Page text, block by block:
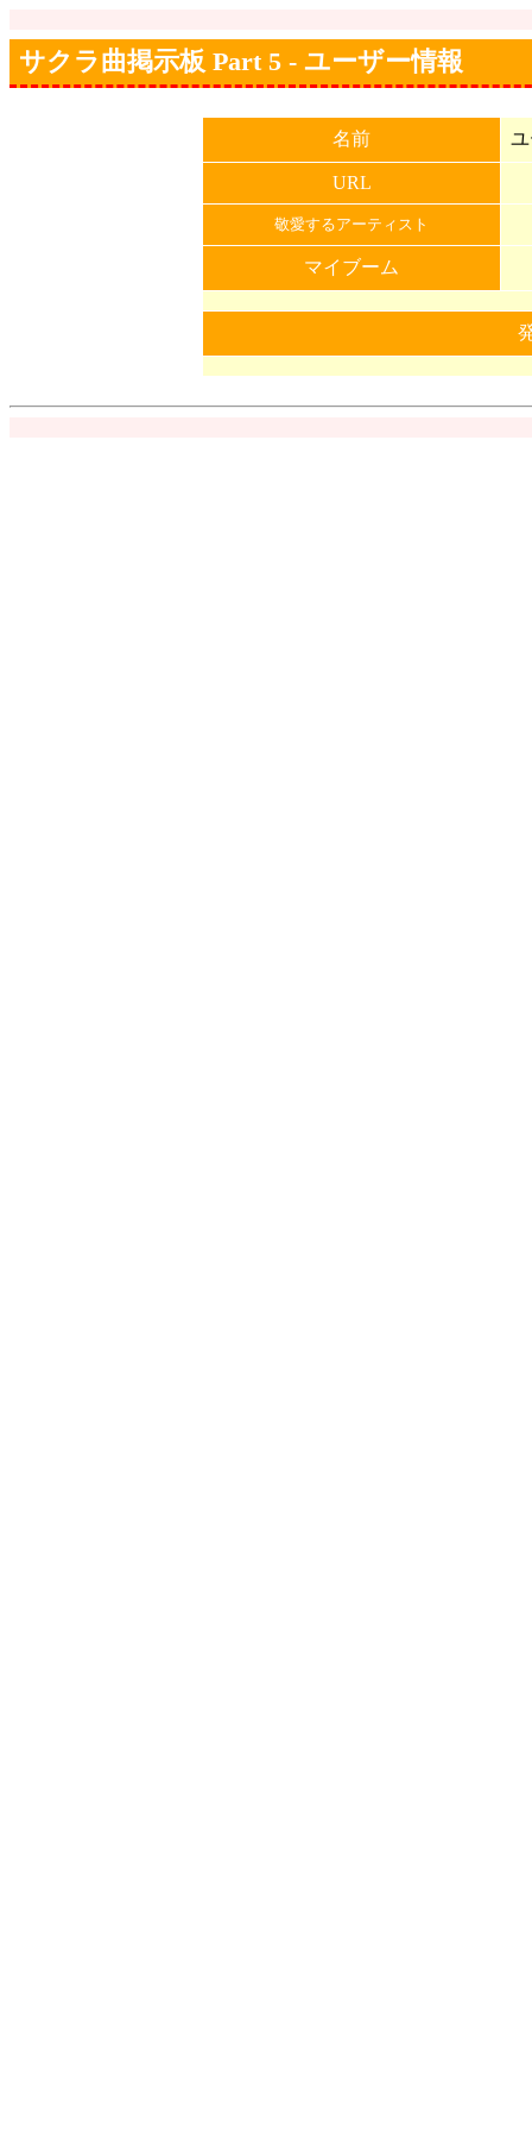
サクラ曲掲示板 Part 5 - ユーザー情報
名前
URL
敬愛するアーティスト
マイブーム